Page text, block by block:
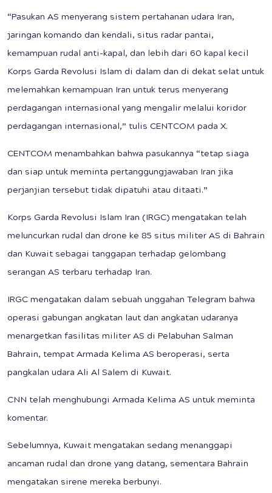
“Pasukan AS menyerang sistem pertahanan udara Iran,
jaringan komando dan kendali, situs radar pantai,
kemampuan rudal anti-kapal, dan lebih dari 60 kapal kecil
Korps Garda Revolusi Islam di dalam dan di dekat selat untuk
melemahkan kemampuan Iran untuk terus menyerang
perdagangan internasional yang mengalir melalui koridor
perdagangan internasional,” tulis CENTCOM pada X.
CENTCOM menambahkan bahwa pasukannya “tetap siaga
dan siap untuk meminta pertanggungjawaban Iran jika
perjanjian tersebut tidak dipatuhi atau ditaati.”
Korps Garda Revolusi Islam Iran (IRGC) mengatakan telah
meluncurkan rudal dan drone ke 85 situs militer AS di Bahrain
dan Kuwait sebagai tanggapan terhadap gelombang
serangan AS terbaru terhadap Iran.
IRGC mengatakan dalam sebuah unggahan Telegram bahwa
operasi gabungan angkatan laut dan angkatan udaranya
menargetkan fasilitas militer AS di Pelabuhan Salman
Bahrain, tempat Armada Kelima AS beroperasi, serta
pangkalan udara Ali Al Salem di Kuwait.
CNN telah menghubungi Armada Kelima AS untuk meminta
komentar.
Sebelumnya, Kuwait mengatakan sedang menanggapi
ancaman rudal dan drone yang datang, sementara Bahrain
mengatakan sirene mereka berbunyi.